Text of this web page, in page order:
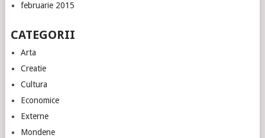
februarie 2015
CATEGORII
Arta
Creatie
Cultura
Economice
Externe
Mondene